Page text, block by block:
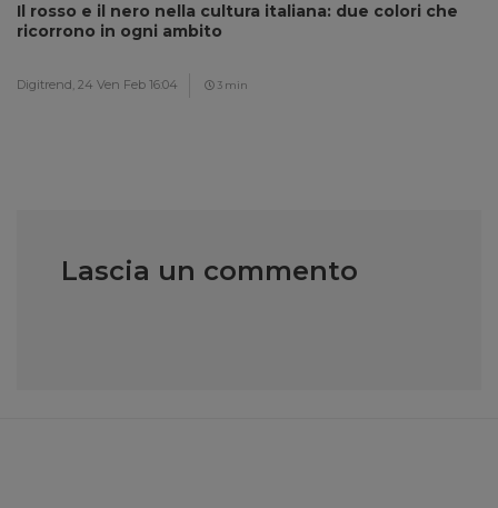
Il rosso e il nero nella cultura italiana: due colori che
ricorrono in ogni ambito
Digitrend, 24 Ven Feb 16:04 3 min
Lascia un commento